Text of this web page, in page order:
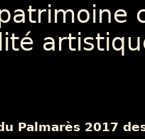
Palmarès 2017